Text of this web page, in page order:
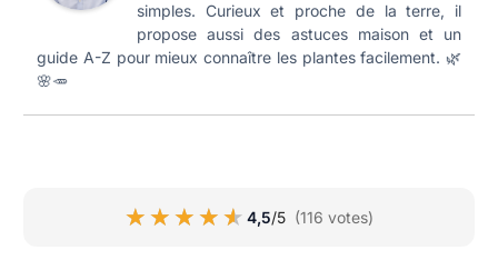
simples. Curieux et proche de la terre, il
propose aussi des astuces maison et un
guide A-Z pour mieux connaître les plantes facilement. 🌿
🌸🥕
★★★★★
★★★★★ 4,5/5 (116 votes)